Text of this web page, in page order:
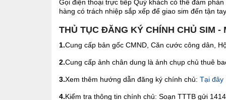
Gọi điện thoại trực tiếp Quý khách có thể đàm
hàng có trách nhiệp sắp xếp để giao sim đến tận
THỦ TỤC ĐĂNG KÝ CHÍNH CHỦ SIM -
1.Cung cấp bản gốc CMND, Căn cước công dân,
2.Cung cấp ảnh chân dung là ảnh chụp chủ thuê
3.Xem thêm hướng dẫn đăng ký chính chủ: Tại đây
4.Kiểm tra thông tin chính chủ: Soạn TTTB gửi